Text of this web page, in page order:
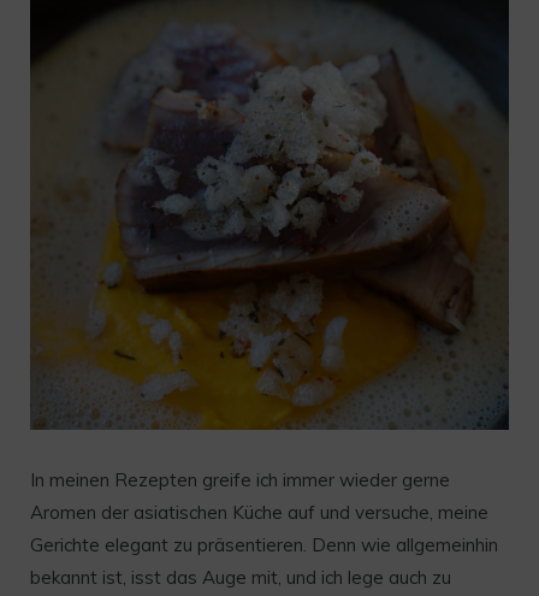
In meinen Rezepten greife ich immer wieder gerne
Aromen der asiatischen Küche auf und versuche, meine
Gerichte elegant zu präsentieren. Denn wie allgemeinhin
bekannt ist, isst das Auge mit, und ich lege auch zu